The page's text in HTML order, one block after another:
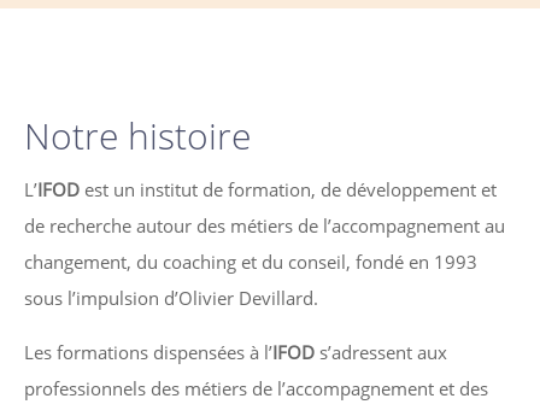
Notre histoire
L’IFOD est un institut de formation, de développement et
de recherche autour des métiers de l’accompagnement au
changement, du coaching et du conseil, fondé en 1993
sous l’impulsion d’Olivier Devillard.
Les formations dispensées à l’IFOD s’adressent aux
professionnels des métiers de l’accompagnement et des